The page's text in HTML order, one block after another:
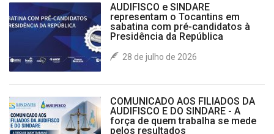
AUDIFISCO e SINDARE
representam o Tocantins em
sabatina com pré-candidatos à
Presidência da República
28 de julho de 2026
COMUNICADO AOS FILIADOS DA
AUDIFISCO E DO SINDARE - A
força de quem trabalha se mede
pelos resultados